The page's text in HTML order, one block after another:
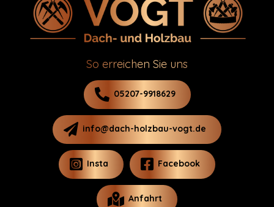
So erreichen Sie uns
05207-9918629
info@dach-holzbau-vogt.de
Insta Facebook
Anfahrt